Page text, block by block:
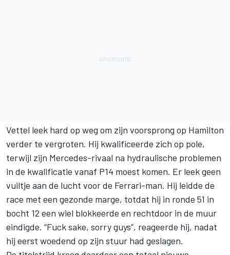
Vettel leek hard op weg om zijn voorsprong op Hamilton
verder te vergroten. Hij kwalificeerde zich op pole,
terwijl zijn Mercedes-rivaal na hydraulische problemen
in de kwalificatie vanaf P14 moest komen. Er leek geen
vuiltje aan de lucht voor de Ferrari-man. Hij leidde de
race met een gezonde marge, totdat hij in ronde 51 in
bocht 12 een wiel blokkeerde en rechtdoor in de muur
eindigde. “Fuck sake, sorry guys”, reageerde hij, nadat
hij eerst woedend op zijn stuur had geslagen.